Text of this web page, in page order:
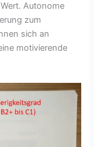
Autonome
zum
sich an
motivierende